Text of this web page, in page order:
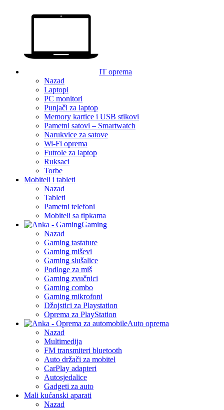
IT oprema
Nazad
Laptopi
PC monitori
Punjači za laptop
Memory kartice i USB stikovi
Pametni satovi – Smartwatch
Narukvice za satove
Wi-Fi oprema
Futrole za laptop
Ruksaci
Torbe
Mobiteli i tableti
Nazad
Tableti
Pametni telefoni
Mobiteli sa tipkama
Gaming
Nazad
Gaming tastature
Gaming miševi
Gaming slušalice
Podloge za miš
Gaming zvučnici
Gaming combo
Gaming mikrofoni
Džojstici za Playstation
Oprema za PlayStation
Auto oprema
Nazad
Multimedija
FM transmiteri bluetooth
Auto držači za mobitel
CarPlay adapteri
Autosjedalice
Gadgeti za auto
Mali kućanski aparati
Nazad